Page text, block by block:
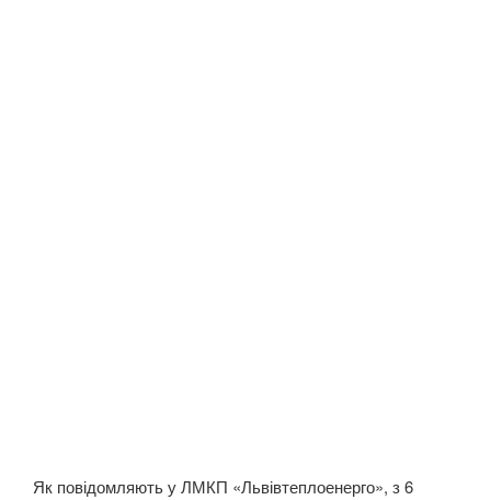
Як повідомляють у ЛМКП «Львівтеплоенерго», з 6